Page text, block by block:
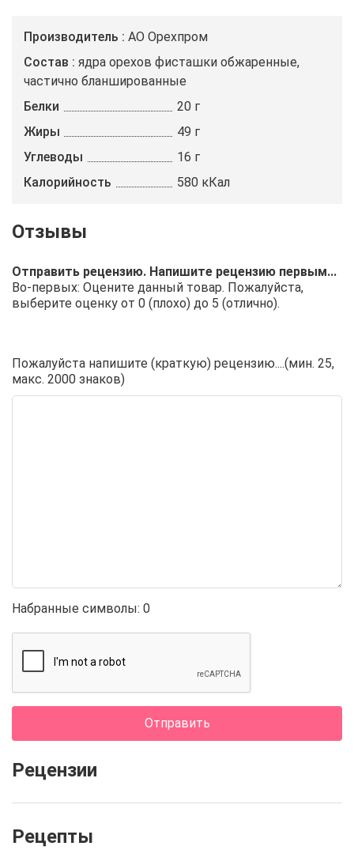
Производитель
АО Орехпром
Состав
ядра орехов фисташки обжаренные,
частично бланшированные
Белки
20 г
Жиры
49 г
Углеводы
16 г
Калорийность
580 кКал
Отправить рецензию. Напишите рецензию первым...
Во-первых: Оцените данный товар. Пожалуйста,
выберите оценку от 0 (плохо) до 5 (отлично).
Пожалуйста напишите (краткую) рецензию....(мин. 25,
макс. 2000 знаков)
Набранные символы: 0
Отправить
Рецензии